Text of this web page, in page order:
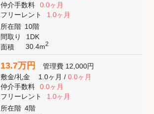
仲介手数料
0.0ヶ月
フリーレント
1.0ヶ月
所在階 10階
間取り
1DK
面積
30.4m2
13.7万円 管理費 12,000円
敷金/礼金 1.0ヶ月/ 0.0ヶ月
仲介手数料
0.0ヶ月
フリーレント
1.0ヶ月
所在階 4階